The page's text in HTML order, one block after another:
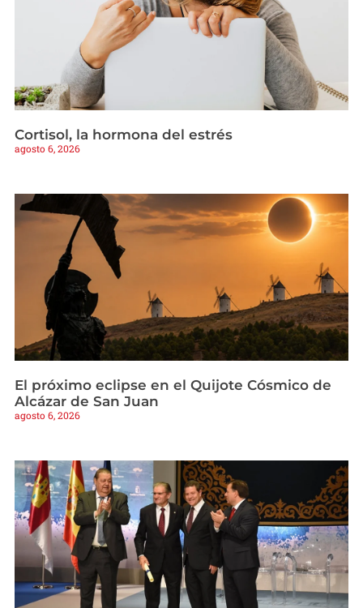
Cortisol, la hormona del estrés
agosto 6, 2026
El próximo eclipse en el Quijote Cósmico de
Alcázar de San Juan
agosto 6, 2026